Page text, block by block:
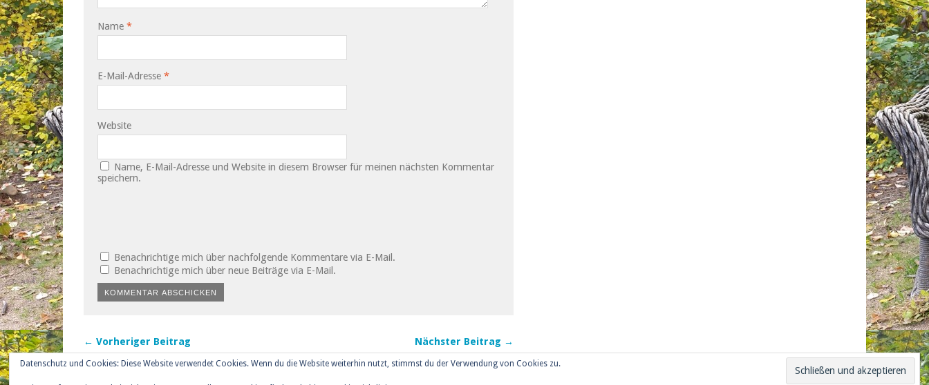
Name *
E-Mail-Adresse *
Website
Name, E-Mail-Adresse und Website in diesem Browser für meinen nächsten Kommentar
speichern.
Benachrichtige mich über nachfolgende Kommentare via E-Mail.
Benachrichtige mich über neue Beiträge via E-Mail.
← Vorheriger Beitrag Nächster Beitrag →
Datenschutz und Cookies: Diese Website verwendet Cookies. Wenn du die Website weiterhin nutzt, stimmst du der Verwendung von Cookies zu.